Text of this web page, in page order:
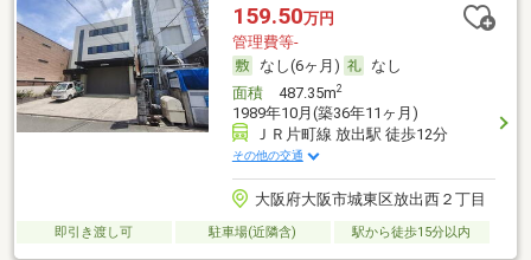
159.50万円
管理費等-
なし(6ヶ月)
なし
面積487.35m2
1989年10月(築36年11ヶ月)
ＪＲ片町線 放出駅 徒歩12分
その他の交通
大阪府大阪市城東区放出西２丁目
即引き渡し可 駐車場(近隣含) 駅から徒歩15分以内